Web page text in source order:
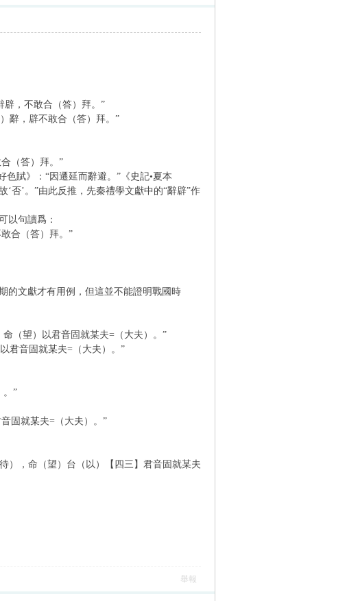
，不敢合（答）拜。”
辭，辟不敢合（答）拜。”
（答）拜。”
賦》：“因遷延而辭避。”《史記•夏本
‘否’。”由此反推，先秦禮學文獻中的“辭辟”作
以句讀爲：
合（答）拜。”
文獻才有用例，但這並不能證明戰國時
（望）以君音固就某夫=（大夫）。”
君音固就某夫=（大夫）。”
。”
固就某夫=（大夫）。”
），命（望）台（以）【四三】君音固就某夫
舉報